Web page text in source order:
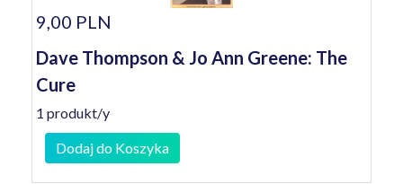
9,00 PLN
Dave Thompson & Jo Ann Greene: The
Cure
1 produkt/y
Dodaj do Koszyka